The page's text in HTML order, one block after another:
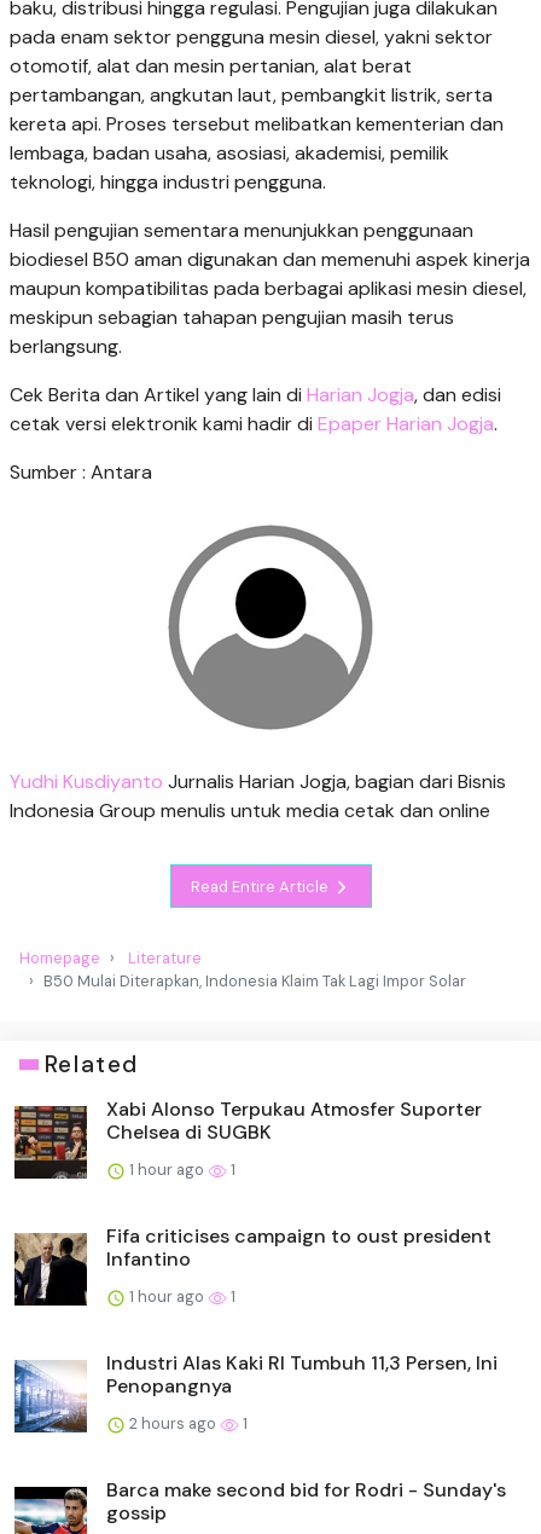
baku, distribusi hingga regulasi. Pengujian juga dilakukan
pada enam sektor pengguna mesin diesel, yakni sektor
otomotif, alat dan mesin pertanian, alat berat
pertambangan, angkutan laut, pembangkit listrik, serta
kereta api. Proses tersebut melibatkan kementerian dan
lembaga, badan usaha, asosiasi, akademisi, pemilik
teknologi, hingga industri pengguna.
Hasil pengujian sementara menunjukkan penggunaan
biodiesel B50 aman digunakan dan memenuhi aspek kinerja
maupun kompatibilitas pada berbagai aplikasi mesin diesel,
meskipun sebagian tahapan pengujian masih terus
berlangsung.
Cek Berita dan Artikel yang lain di Harian Jogja, dan edisi
cetak versi elektronik kami hadir di Epaper Harian Jogja.
Sumber : Antara
Yudhi Kusdiyanto Jurnalis Harian Jogja, bagian dari Bisnis
Indonesia Group menulis untuk media cetak dan online
Read Entire Article
Homepage
Literature
B50 Mulai Diterapkan, Indonesia Klaim Tak Lagi Impor Solar
Related
Xabi Alonso Terpukau Atmosfer Suporter
Chelsea di SUGBK
1 hour ago 1
Fifa criticises campaign to oust president
Infantino
1 hour ago 1
Industri Alas Kaki RI Tumbuh 11,3 Persen, Ini
Penopangnya
2 hours ago 1
Barca make second bid for Rodri - Sunday's
gossip